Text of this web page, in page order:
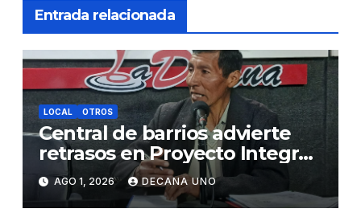
Entrada relacionada
LOCAL OTROS
Central de barrios advierte
retrasos en Proyecto Integral
de Agua y Alcantarillado para
Juliaca
AGO 1, 2026 DECANA UNO